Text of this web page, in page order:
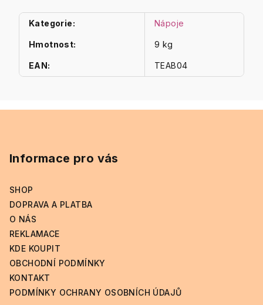
Kategorie: Nápoje
Hmotnost: 9 kg
EAN: TEAB04
Informace pro vás
SHOP
DOPRAVA A PLATBA
O NÁS
REKLAMACE
KDE KOUPIT
OBCHODNÍ PODMÍNKY
KONTAKT
PODMÍNKY OCHRANY OSOBNÍCH ÚDAJŮ